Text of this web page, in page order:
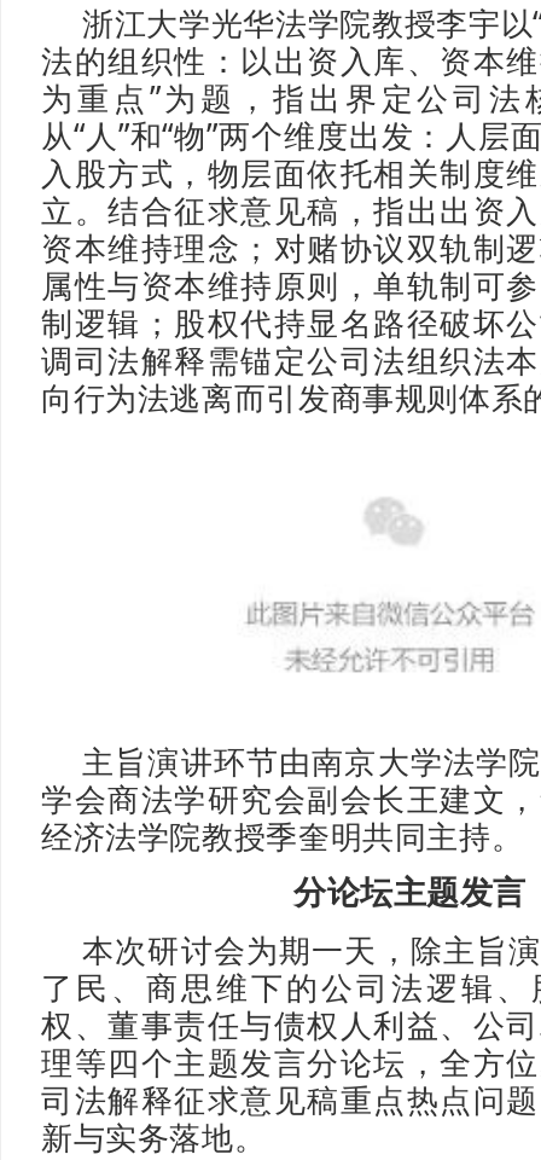
浙江大学光华法学院教授李宇
法的组织性：以出资入库、资本
为重点”为题，指出界定公司法
从“人”和“物”两个维度出发：人层
入股方式，物层面依托相关制度
立。结合征求意见稿，指出出资
资本维持理念；对赌协议双轨制
属性与资本维持原则，单轨制可
制逻辑；股权代持显名路径破坏
调司法解释需锚定公司法组织法
向行为法逃离而引发商事规则体系
主旨演讲环节由南京大学法学
学会商法学研究会副会长王建文
经济法学院教授季奎明共同主持。
分论坛主题发言
本次研讨会为期一天，除主旨
了民、商思维下的公司法逻辑
权、董事责任与债权人利益、公
理等四个主题发言分论坛，全方
司法解释征求意见稿重点热点问
新与实务落地。